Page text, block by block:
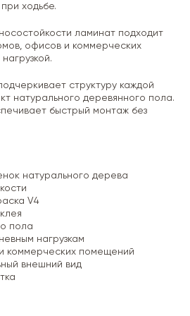
ходьбе.
ламинат подходит
офисов и коммерческих
структуру каждой
натурального деревянного пола.
быстрый монтаж без
натурального дерева
V4
пола
нагрузкам
коммерческих помещений
внешний вид